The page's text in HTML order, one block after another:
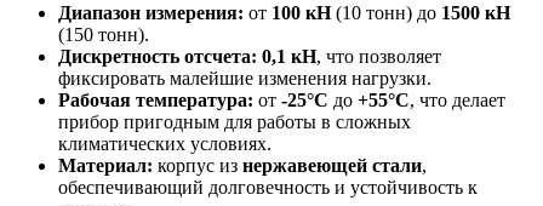
Диапазон измерения: от 100 кН(10 тонн) до 1500 кН
(150 тонн).
Дискретность отсчета: 0,1 кН, что позволяет
фиксировать малейшие изменения нагрузки.
Рабочая температура: от -25°C до +55°C, что делает
прибор пригодным для работы в сложных
климатических условиях.
Материал: корпус из нержавеющей стали,
обеспечивающий долговечность и устойчивость к